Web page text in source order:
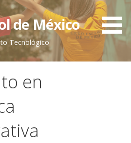
de México
Tecnológico
en